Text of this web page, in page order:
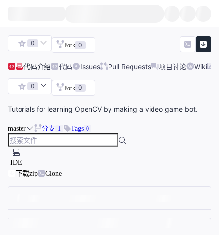
0 Fork 0
代码介绍 代码 Issues Pull Requests 项目讨论 Wiki
0 Fork 0
Tutorials for learning OpenCV by making a video game bot.
master 分支 1 Tags 0
IDE
下载zip
Clone